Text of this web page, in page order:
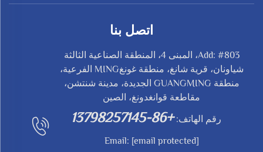
اتصل بنا
Add: #803، المبنى 4، المنطقة الصناعية الثالثة
شياونان، قرية شانغ، منطقة غونغMING الفرعية،
منطقة GUANGMING الجديدة، مدينة شنتشن،
مقاطعة قوانغدونغ، الصين
رقم الهاتف: +86-13798257145
Email: [email protected]